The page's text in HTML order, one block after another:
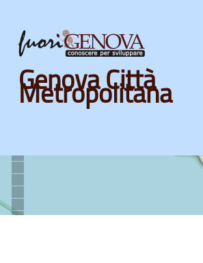
Skip
main
content
Genova Città
Metropolitana